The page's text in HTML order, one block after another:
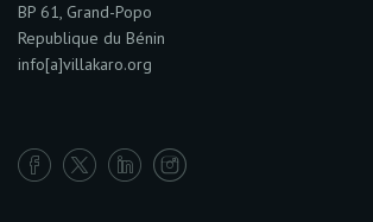
BP 61, Grand-Popo
Republique du Bénin
info[a]villakaro.org